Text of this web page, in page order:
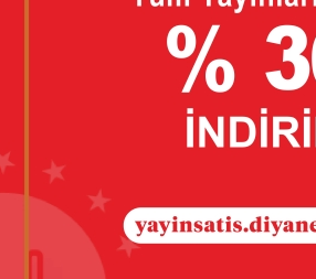
MATUR
Kapak
yayınları